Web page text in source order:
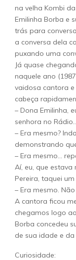
na velha Kombi
Emilinha Borba e
trás para
a conversa dela
puxando uma
Já quase
naquele ano
vaidosa cantora
cabeça
– Dona Emilinha,
senhora no
– Era mesmo?
demonstrando
– Era mesmo…
Aí, eu, que
Pereira, taquei
– Era mesmo.
A cantora ficou
chegamos logo
Borba concedeu
de sua idade e
Curiosidade: